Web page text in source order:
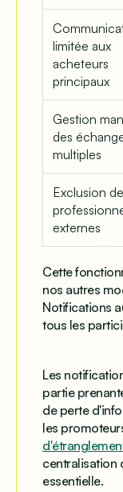
limitée aux
acheteurs
principaux
Gestion
des
multiples
Exclusion de
externes
Cette
nos autres
Notifications
tous les
Les
partie
de perte
les
centralisation
essentielle.